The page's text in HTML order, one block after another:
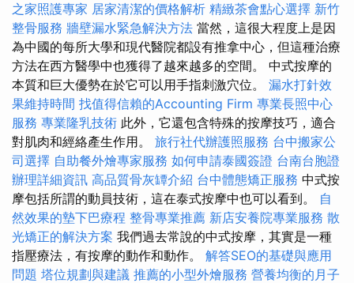
之家照護專家 居家清潔的價格解析 精緻茶會點心選擇 新竹
整骨服務 牆壁漏水緊急解決方法 當然，這很大程度上是因
為中國的每所大學和現代醫院都設有推拿中心，但這種治療
方法在西方醫學中也獲得了越來越多的空間。 中式按摩的
本質和巨大優勢在於它可以用手指刺激穴位。 漏水打針效
果維持時間 找值得信賴的Accounting Firm 專業長照中心
服務 專業隆乳技術 此外，它還包含特殊的按摩技巧，適合
對肌肉和經絡產生作用。 旅行社代辦護照服務 台中搬家公
司選擇 自助餐外燴專家服務 如何申請泰國簽證 台南台胞證
辦理詳細資訊 高品質骨灰罈介紹 台中體態矯正服務 中式按
摩包括所謂的動員技術，這在泰式按摩中也可以看到。 自
然效果的墊下巴療程 整骨專業推薦 新店安養院專業服務 散
光矯正的解決方案 我們過去常說的中式按摩，其實是一種
指壓療法，有按摩的動作和動作。 解答SEO的基礎與應用
問題 塔位規劃與建議 推薦的小型外燴服務 營養均衡的月子